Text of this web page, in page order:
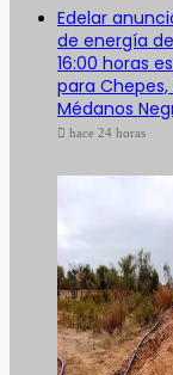
Edelar
de energía
16:00 horas
para
Médanos
hace 24 horas